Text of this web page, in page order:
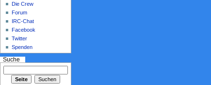
Die Crew
Forum
IRC-Chat
Facebook
Twitter
Spenden
Suche